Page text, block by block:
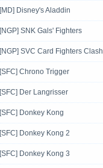
[MD] Disney's Aladdin
[NGP] SNK Gals' Fighters
[NGP] SVC Card Fighters Clash
[SFC] Chrono Trigger
[SFC] Der Langrisser
[SFC] Donkey Kong
[SFC] Donkey Kong 2
[SFC] Donkey Kong 3